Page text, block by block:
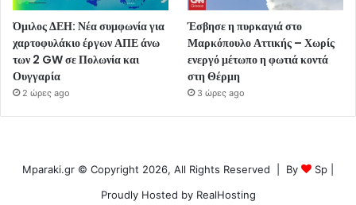
Όμιλος ΔΕΗ: Νέα συμφωνία για
χαρτοφυλάκιο έργων ΑΠΕ άνω
των 2 GW σε Πολωνία και
Ουγγαρία
2 ώρες ago
Έσβησε η πυρκαγιά στο
Μαρκόπουλο Αττικής – Χωρίς
ενεργό μέτωπο η φωτιά κοντά
στη Θέρμη
3 ώρες ago
Mparaki.gr © Copyright 2026, All Rights Reserved | By Sp
Proudly Hosted by RealHosting